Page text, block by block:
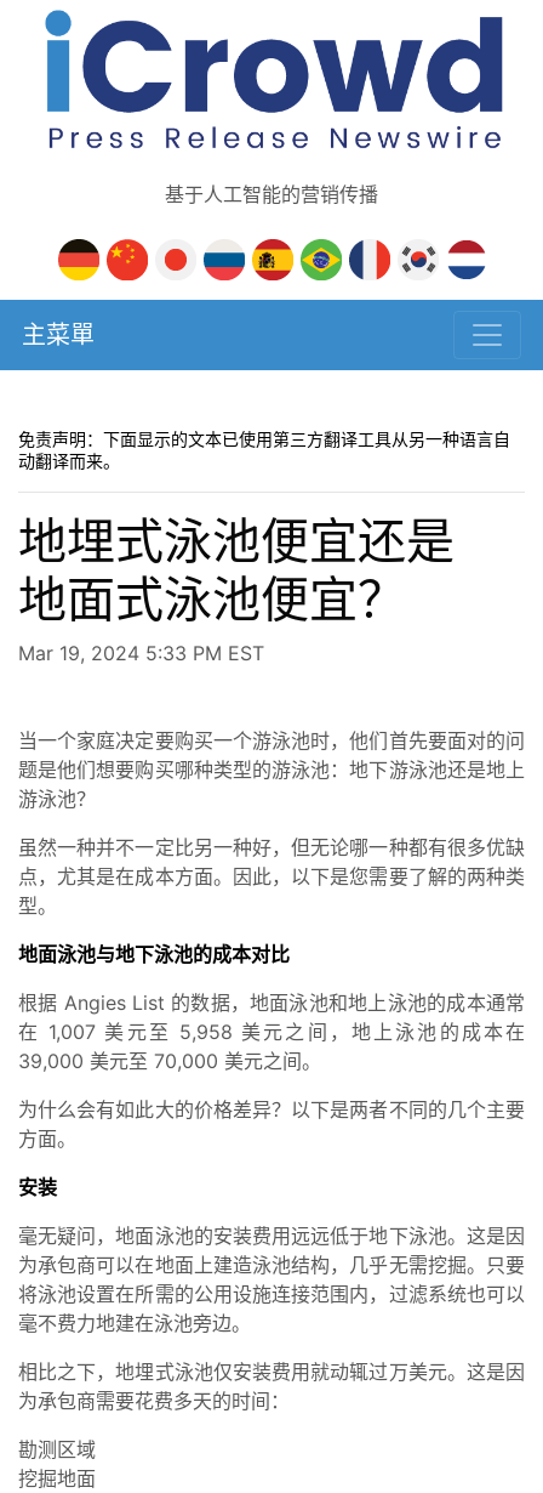
基于人工智能的营销传播
主菜單
免责声明：下面显示的文本已使用第三方翻译工具从另一种语言自
动翻译而来。
地埋式泳池便宜还是
地面式泳池便宜？
Mar 19, 2024 5:33 PM EST
当一个家庭决定要购买一个游泳池时，他们首先要面对的问
题是他们想要购买哪种类型的游泳池：地下游泳池还是地上
游泳池？
虽然一种并不一定比另一种好，但无论哪一种都有很多优缺
点，尤其是在成本方面。因此，以下是您需要了解的两种类
型。
地面泳池与地下泳池的成本对比
根据 Angies List 的数据，地面泳池和地上泳池的成本通常
在 1,007 美元至 5,958 美元之间，地上泳池的成本在
39,000 美元至 70,000 美元之间。
为什么会有如此大的价格差异？以下是两者不同的几个主要
方面。
安装
毫无疑问，地面泳池的安装费用远远低于地下泳池。这是因
为承包商可以在地面上建造泳池结构，几乎无需挖掘。只要
将泳池设置在所需的公用设施连接范围内，过滤系统也可以
毫不费力地建在泳池旁边。
相比之下，地埋式泳池仅安装费用就动辄过万美元。这是因
为承包商需要花费多天的时间：
勘测区域
挖掘地面